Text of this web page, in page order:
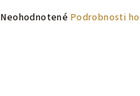
Priemerné
Neohodnotené Podrobnosti